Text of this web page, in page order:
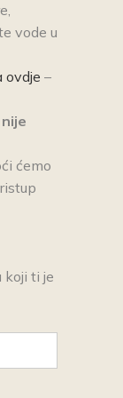
vode u
ovdje –
ćemo
koji ti je